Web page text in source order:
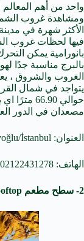
واحد من أهم المعالم
ومشاهدة غروب
الأكثر شهرة في
فيها لحظات غروب
بانورامية يمكن
بالبرج مناسبة جدًا
يتواجد في شمال
مصعدان في الدور
العنوان: Bereketzade, Galata Kulesi, 34421 Beyoğlu/İstanbul, تركيا
الهاتف: 902122431278
2- سطح مطعم Mikla Rooftop: